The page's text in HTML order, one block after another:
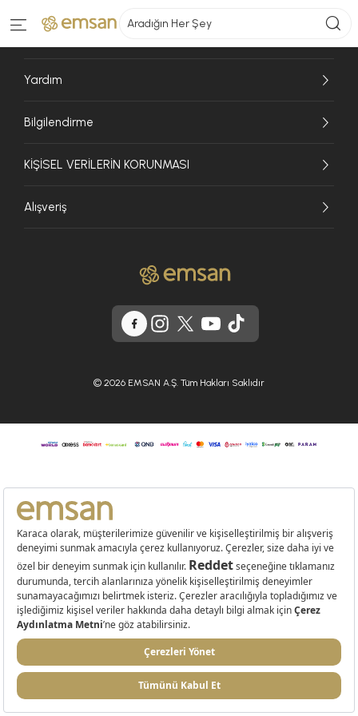
Aradığın Her Şey
Yardım
Bilgilendirme
KİŞİSEL VERİLERİN KORUNMASI
Alışveriş
© 2026 EMSAN A.Ş. Tüm Hakları Saklıdır